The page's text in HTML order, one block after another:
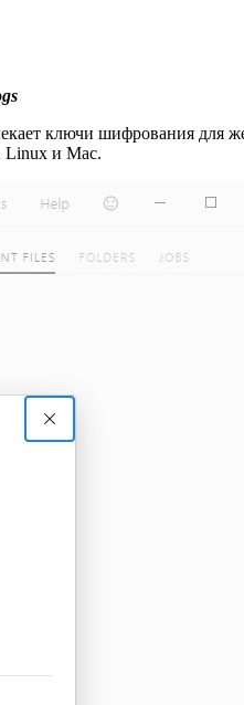
ключи шифрования для
Linux и Mac.